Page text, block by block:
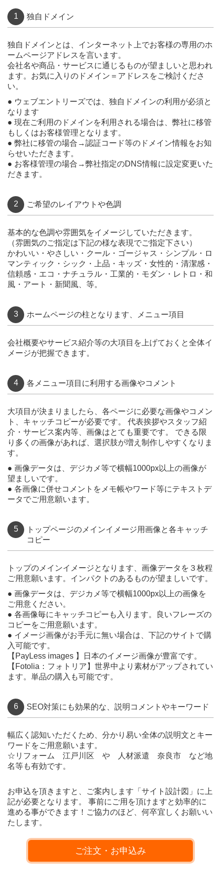
1 独自ドメイン
独自ドメインとは、インターネット上でお客様の専用のホ
ームページアドレスを言います。
会社名や商品・サービスに通じるものが望ましいと思われ
ます。お気に入りのドメイン＝アドレスをご検討くださ
い。
● ウェブエントリーズでは、独自ドメインの利用が必須と
なります
● 現在ご利用のドメインを利用される場合は、弊社に移管
もしくはお客様管理となります。
● 弊社に移管の場合→認証コード等のドメイン情報をお知
らせいただきます。
● お客様管理の場合→弊社指定のDNS情報に設定変更いた
だきます。
2 ご希望のレイアウトや色調
基本的な色調や雰囲気をイメージしていただきます。
（雰囲気のご指定は下記の様な表現でご指定下さい）
かわいい・やさしい・クール・ゴージャス・シンプル・ロ
マンティック・シック・上品・キッズ・女性的・清潔感・
信頼感・エコ・ナチュラル・工業的・モダン・レトロ・和
風・アート・新聞風、等。
3 ホームページの柱となります、メニュー項目
会社概要やサービス紹介等の大項目を上げておくと全体イ
メージが把握できます。
4 各メニュー項目に利用する画像やコメント
大項目が決まりましたら、各ページに必要な画像やコメン
ト、キャッチコピーが必要です。 代表挨拶やスタッフ紹
介・サービス案内等、画像はとても重要です。 できる限
り多くの画像があれば、選択肢が増え制作しやすくなりま
す。
● 画像データは、デジカメ等で横幅1000px以上の画像が
望ましいです。
● 各画像に併せコメントをメモ帳やワード等にテキストデ
ータでご用意願います。
5
トップページのメインイメージ用画像と各キャッチ
コピー
トップのメインイメージとなります、画像データを３枚程
ご用意願います。インパクトのあるものが望ましいです。
● 画像データは、デジカメ等で横幅1000px以上の画像を
ご用意ください。
● 各画像毎にキャッチコピーも入ります。良いフレーズの
コピーをご用意願います。
● イメージ画像がお手元に無い場合は、下記のサイトで購
入可能です。
【PayLess images 】日本のイメージ画像が豊富です。
【Fotolia：フォトリア】世界中より素材がアップされてい
ます。単品の購入も可能です。
6 SEO対策にも効果的な、説明コメントやキーワード
幅広く認知いただくため、分かり易い全体の説明文とキー
ワードをご用意願います。
☆リフォーム 江戸川区 や 人材派遣 奈良市 など地
名等も有効です。
お申込を頂きますと、ご案内します「サイト設計図」に上
記が必要となります。 事前にご用を頂けますと効率的に
進める事ができます！ご協力のほど、何卒宜しくお願いい
たします。
ご注文・お申込み